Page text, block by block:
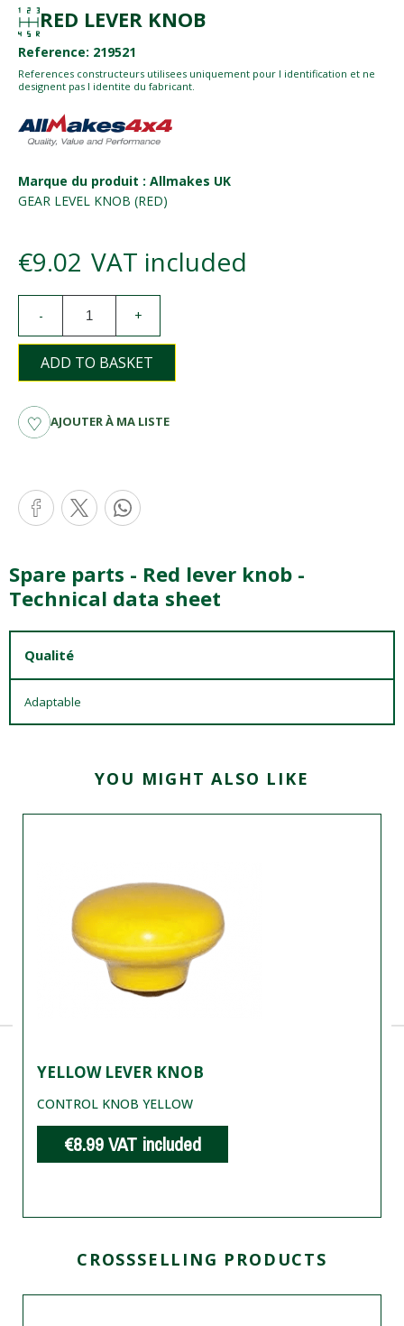
RED LEVER KNOB
Reference: 219521
References constructeurs utilisees uniquement pour l identification et ne
designent pas l identite du fabricant.
Marque du produit : Allmakes UK
GEAR LEVEL KNOB (RED)
€9.02 VAT included
- +
ADD TO BASKET
AJOUTER À MA LISTE
Spare parts - Red lever knob -
Technical data sheet
Qualité
Adaptable
YOU MIGHT ALSO LIKE
YELLOW LEVER KNOB
CONTROL KNOB YELLOW
€8.99VAT included
CROSSSELLING PRODUCTS